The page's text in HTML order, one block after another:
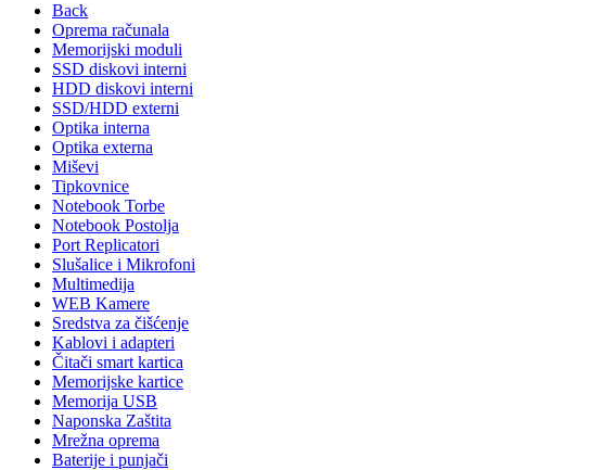
Back
Oprema računala
Memorijski moduli
SSD diskovi interni
HDD diskovi interni
SSD/HDD externi
Optika interna
Optika externa
Miševi
Tipkovnice
Notebook Torbe
Notebook Postolja
Port Replicatori
Slušalice i Mikrofoni
Multimedija
WEB Kamere
Sredstva za čišćenje
Kablovi i adapteri
Čitači smart kartica
Memorijske kartice
Memorija USB
Naponska Zaštita
Mrežna oprema
Baterije i punjači